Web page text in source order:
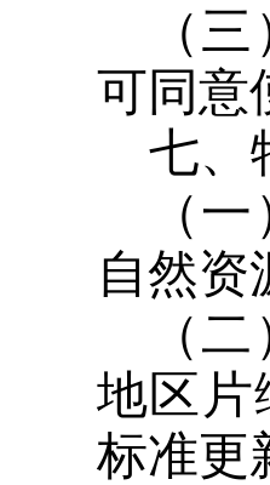
（
可同意
七、
（
自然资
（
地区片
标准更